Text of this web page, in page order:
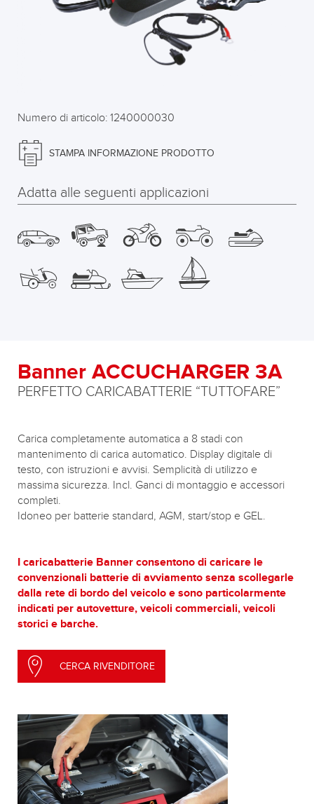
Numero di articolo: 1240000030
STAMPA INFORMAZIONE PRODOTTO
Adatta alle seguenti applicazioni
Banner ACCUCHARGER 3A
PERFETTO CARICABATTERIE “TUTTOFARE”
Carica completamente automatica a 8 stadi con
mantenimento di carica automatico. Display digitale di
testo, con istruzioni e avvisi. Semplicità di utilizzo e
massima sicurezza. Incl. Ganci di montaggio e accessori
completi.
Idoneo per batterie standard, AGM, start/stop e GEL.
I caricabatterie Banner consentono di caricare le
convenzionali batterie di avviamento senza scollegarle
dalla rete di bordo del veicolo e sono particolarmente
indicati per autovetture, veicoli commerciali, veicoli
storici e barche.
CERCA RIVENDITORE